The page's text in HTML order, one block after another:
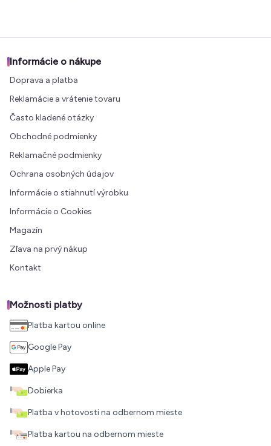
Informácie o nákupe
Doprava a platba
Reklamácie a vrátenie tovaru
Často kladené otázky
Obchodné podmienky
Reklamačné podmienky
Ochrana osobných údajov
Informácie o stiahnutí výrobku
Informácie o Cookies
Magazín
Zľava na prvý nákup
Kontakt
Možnosti platby
Platba kartou online
Google Pay
Apple Pay
Dobierka
Platba v hotovosti na odbernom mieste
Platba kartou na odbernom mieste